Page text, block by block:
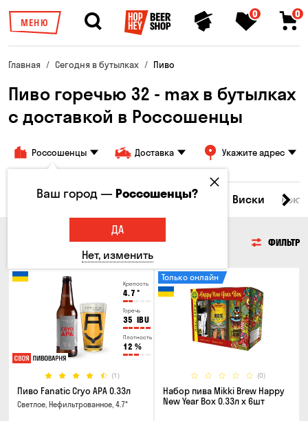
МЕНЮ
0 0
Главная Сегодня в бутылках Пиво
Пиво горечью 32 - max в бутылках
с доставкой в ​​Россошенцы
Россошенцы Доставка Укажите адрес
Все товары Пиво Сидр Вино Виски
ФИЛЬТР
Крепость
4.7 °
Горечь
35 IBU
Плотность
12 %
(1)
Пиво Fanatic Cryo APA 0.33л
Светлое, Нефильтрованное, 4.7°
(0)
Только онлайн
Набор пива Mikki Brew Happy
New Year Box 0.33л x 6шт
Ваш город —Россошенцы?
ДА
Нет, изменить